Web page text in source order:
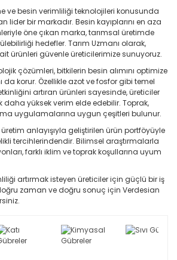
ve besin verimliliği teknolojileri konusunda
lider bir markadır. Besin kayıplarını en aza
öne çıkan marka, tarımsal üretimde
hedefler. Tarım Uzmanı olarak,
ürünleri güvenle üreticilerimize sunuyoruz.
çözümleri, bitkilerin besin alımını optimize
da korur. Özellikle azot ve fosfor gibi temel
artıran ürünleri sayesinde, üreticiler
daha yüksek verim elde edebilir. Toprak,
uygulamalarına uygun çeşitleri bulunur.
anlayışıyla geliştirilen ürün portföyüyle
tercihlerindendir. Bilimsel araştırmalarla
farklı iklim ve toprak koşullarına uyum
artırmak isteyen üreticiler için güçlü bir iş
zaman ve doğru sonuç için Verdesian